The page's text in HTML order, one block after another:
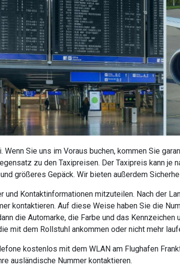
Sie uns im Voraus buchen, kommen Sie
zu den Taxipreisen. Der Taxipreis kann je
größeres Gepäck. Wir bieten außerdem
Kontaktinformationen mitzuteilen. Nach der
kontaktieren. Auf diese Weise haben Sie die
die Automarke, die Farbe und das
mit dem Rollstuhl ankommen oder nicht mehr
kostenlos mit dem WLAN am Flughafen
ausländische Nummer kontaktieren.